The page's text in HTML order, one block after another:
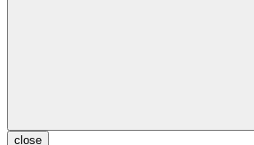
close